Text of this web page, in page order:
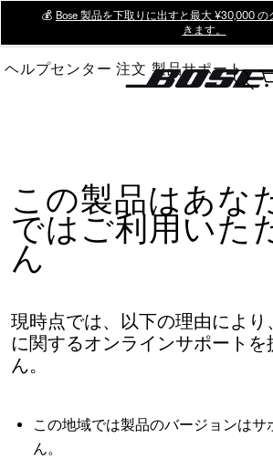
Main
💰 Bose 製品を下取りに出すと最大 ¥30,000
きます。
ヘルプセンター 注文 製品サポート
この製品はあな
ではご利用いた
ん
現時点では、以下の理由により
に関するオンラインサポート
ん。
この地域では製品のバージョンはサ
ん。